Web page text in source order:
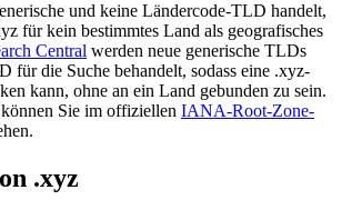
und keine Ländercode-TLD handelt,
für kein bestimmtes Land als geografisches
Central werden neue generische TLDs
für die Suche behandelt, sodass eine .xyz-
kann, ohne an ein Land gebunden zu sein.
Sie im offiziellen IANA-Root-Zone-
.xyz